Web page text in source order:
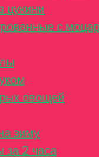
цукини
с
овощей
зиму
за 2 часа